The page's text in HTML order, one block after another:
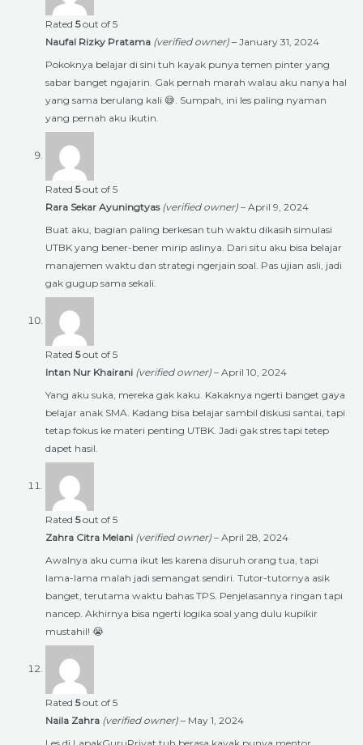
Rated 5out of 5
Naufal Rizky Pratama (verified owner) – January 31, 2024
Pokoknya belajar di sini tuh kayak punya temen pinter yang
sabar banget ngajarin. Gak pernah marah walau aku nanya hal
yang sama berulang kali 😅. Sumpah, ini les paling nyaman
yang pernah aku ikutin.
Rated 5out of 5
Rara Sekar Ayuningtyas (verified owner) – April 9, 2024
Buat aku, bagian paling berkesan tuh waktu dikasih simulasi
UTBK yang bener-bener mirip aslinya. Dari situ aku bisa belajar
manajemen waktu dan strategi ngerjain soal. Pas ujian asli, jadi
gak gugup sama sekali.
Rated 5out of 5
Intan Nur Khairani (verified owner) – April 10, 2024
Yang aku suka, mereka gak kaku. Kakaknya ngerti banget gaya
belajar anak SMA. Kadang bisa belajar sambil diskusi santai, tapi
tetap fokus ke materi penting UTBK. Jadi gak stres tapi tetep
dapet hasil.
Rated 5out of 5
Zahra Citra Melani (verified owner) – April 28, 2024
Awalnya aku cuma ikut les karena disuruh orang tua, tapi
lama-lama malah jadi semangat sendiri. Tutor-tutornya asik
banget, terutama waktu bahas TPS. Penjelasannya ringan tapi
nancep. Akhirnya bisa ngerti logika soal yang dulu kupikir
mustahil! 😭
Rated 5out of 5
Naila Zahra (verified owner) – May 1, 2024